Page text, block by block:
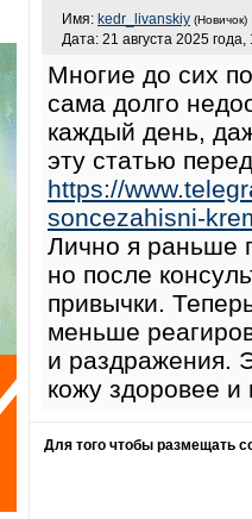
Имя: kedr_livanskiy (Новичок)
Дата: 21 августа 2025 года,
Многие до сих
сама долго
каждый день,
эту статью
https://
soncezahisni-
Лично я раньше
но после
привычки.
меньше
и раздражения.
кожу здоровее и
Для того чтобы размещать